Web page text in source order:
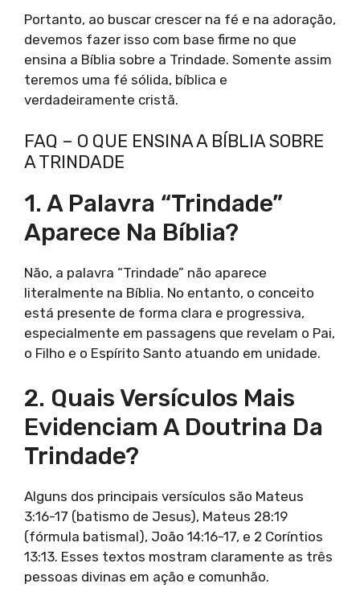
Portanto, ao buscar crescer na fé e na adoração,
devemos fazer isso com base firme no que
ensina a Bíblia sobre a Trindade. Somente assim
teremos uma fé sólida, bíblica e
verdadeiramente cristã.
FAQ – O QUE ENSINA A BÍBLIA SOBRE
A TRINDADE
1. A Palavra “Trindade”
Aparece Na Bíblia?
Não, a palavra “Trindade” não aparece
literalmente na Bíblia. No entanto, o conceito
está presente de forma clara e progressiva,
especialmente em passagens que revelam o Pai,
o Filho e o Espírito Santo atuando em unidade.
2. Quais Versículos Mais
Evidenciam A Doutrina Da
Trindade?
Alguns dos principais versículos são Mateus
3:16-17 (batismo de Jesus), Mateus 28:19
(fórmula batismal), João 14:16-17, e 2 Coríntios
13:13. Esses textos mostram claramente as três
pessoas divinas em ação e comunhão.